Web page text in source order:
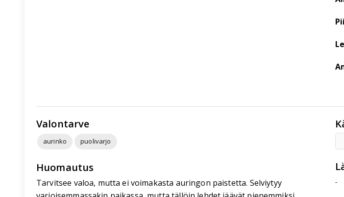
Valontarve
aurinko puolivarjo
Huomautus
Tarvitsee valoa, mutta ei voimakasta auringon paistetta. Selviytyy
-